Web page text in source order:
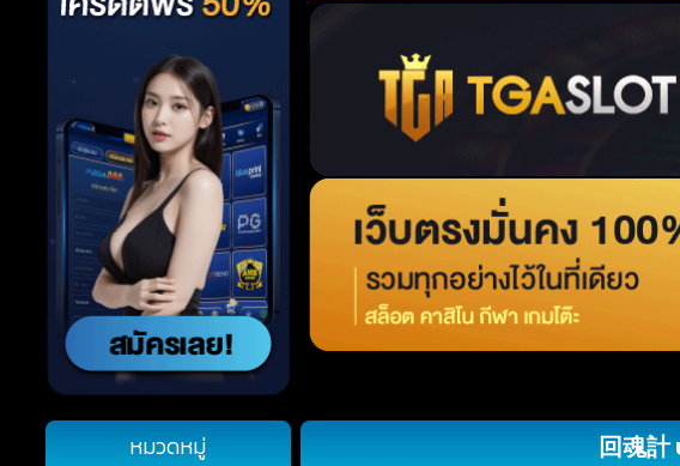
回魂
หมวดหมู่